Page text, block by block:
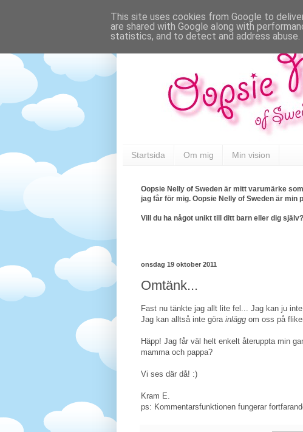
Startsida Om mig Min vision
Oopsie Nelly of Sweden är mitt varumärke
jag får för mig. Oopsie Nelly of Sweden är
Vill du ha något unikt till ditt barn eller dig
onsdag 19 oktober 2011
Omtänk...
Fast nu tänkte jag allt lite fel... Jag kan ju
Jag kan alltså inte göra inlägg om oss på
Häpp! Jag får väl helt enkelt återuppta min
mamma och pappa?
Vi ses där då! :)
Kram E.
ps: Kommentarsfunktionen fungerar
This site uses cookies from Google to
are shared with Google along with
statistics, and to detect and address abuse.